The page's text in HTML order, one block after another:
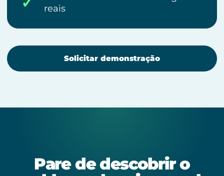
reais
Solicitar demonstração
Pare de descobrir o